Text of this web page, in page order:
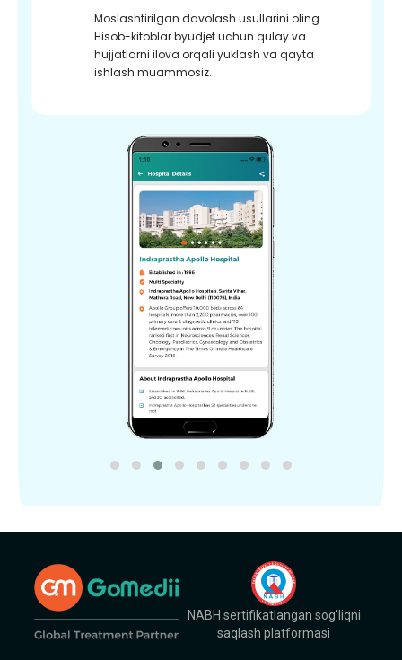
Moslashtirilgan davolash usullarini oling.
Hisob-kitoblar byudjet uchun qulay va
hujjatlarni ilova orqali yuklash va qayta
ishlash muammosiz.
NABH sertifikatlangan sog'liqni
saqlash platformasi